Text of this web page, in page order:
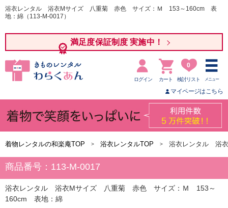
浴衣レンタル 浴衣Mサイズ 八重菊 赤色 サイズ：Ｍ 153～160cm 表
地：綿（113-M-0017）
満足度保証制度 実施中！
ログイン カート
0
検討リスト メニュー
マイページはこちら
着物レンタルの和楽庵TOP 浴衣レンタルTOP 浴衣レンタル 浴
商品番号：113-M-0017
浴衣レンタル 浴衣Mサイズ 八重菊 赤色 サイズ：Ｍ 153～
160cm 表地：綿